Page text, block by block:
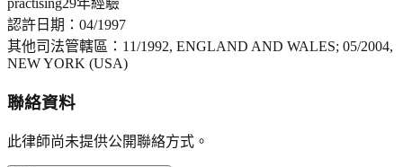
認許日期： 04/1997
其他司法管轄區： 11/1992, ENGLAND AND WALES; 05/2004,
NEW YORK (USA)
聯絡資料
此律師尚未提供公開聯絡方式。